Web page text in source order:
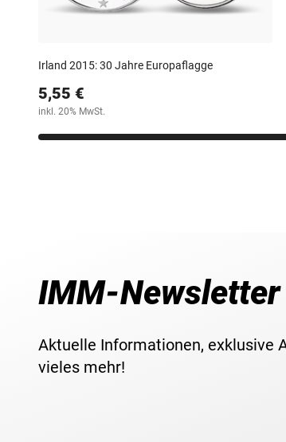
Irland 2015: 30 Jahre Europaflagge
5,55 €
inkl. 20% MwSt.
IMM-Newsletter
Aktuelle Informationen, exklusive
vieles mehr!